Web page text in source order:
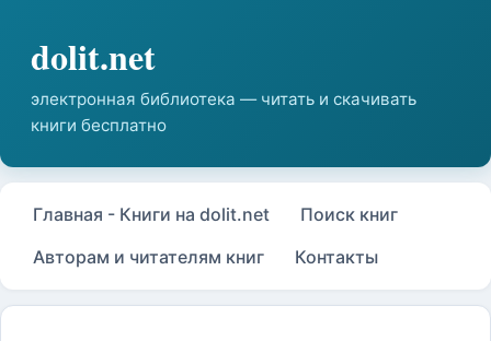
Главная - Книги на dolit.net
Поиск книг
Авторам и читателям книг
Контакты